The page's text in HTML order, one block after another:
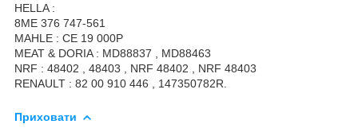
HELLA :
8ME 376 747-561
MAHLE : CE 19 000P
MEAT & DORIA : MD88837 , MD88463
NRF : 48402 , 48403 , NRF 48402 , NRF 48403
RENAULT : 82 00 910 446 , 147350782R.
Приховати